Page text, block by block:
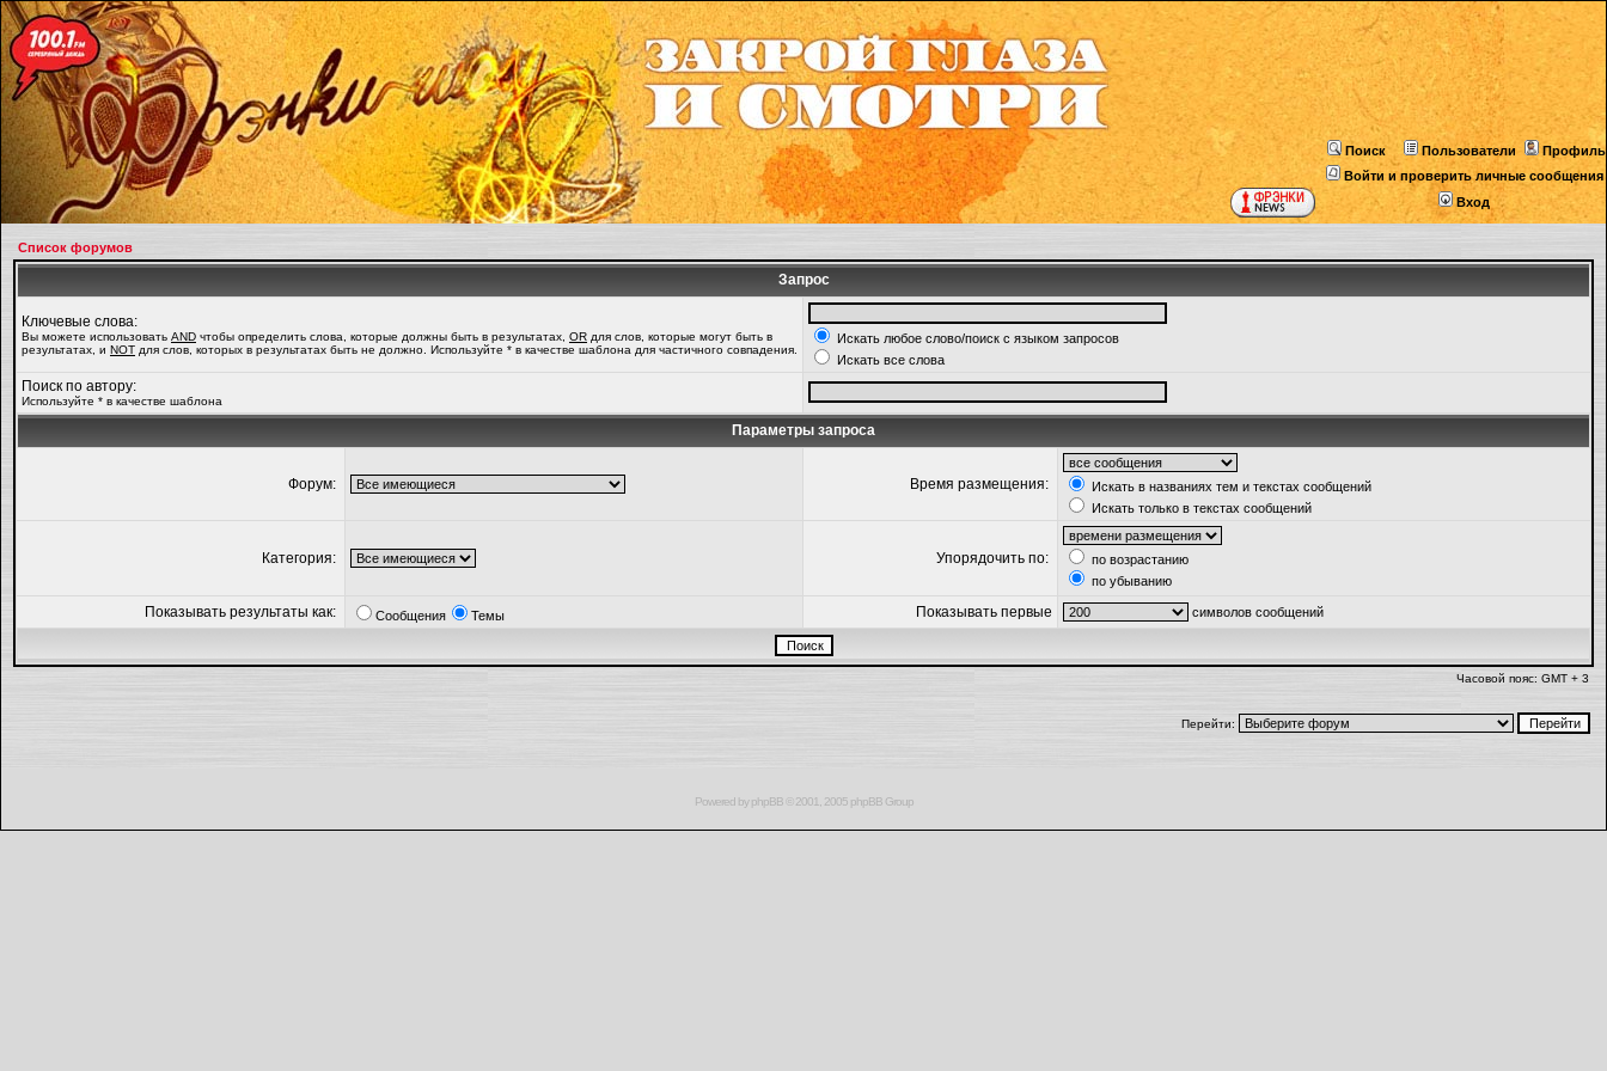
Поиск Пользователи
Профиль
Войти и проверить личные сообщения
Вход
Список форумов
Запрос
Ключевые слова:
Вы можете использовать AND чтобы определить слова, которые должны быть в результатах, OR для слов, которые могут быть в
результатах, и NOT для слов, которых в результатах быть не должно. Используйте * в качестве шаблона для частичного совпадения.
Искать любое слово/поиск с языком запросов
Искать все слова
Поиск по автору:
Используйте * в качестве шаблона
Параметры запроса
Форум: Время размещения:
Искать в названиях тем и текстах сообщений
Искать только в текстах сообщений
Категория: Упорядочить по:
по возрастанию
по убыванию
Показывать результаты как: Сообщения Темы Показывать первые символов сообщений
Часовой пояс: GMT + 3
Перейти:
Powered byphpBB© 2001, 2005 phpBB Group